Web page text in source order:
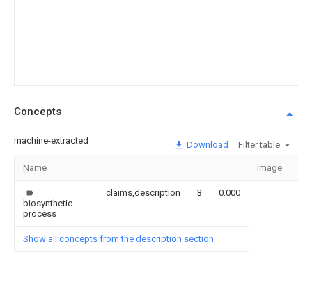
Concepts
machine-extracted Download Filter table
Name Image
biosynthetic
process
claims,description 3 0.000
Show all concepts from the description section